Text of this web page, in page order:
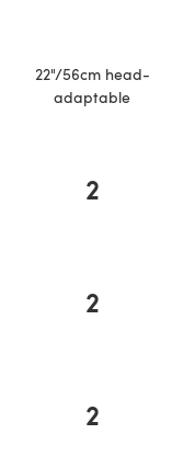
22"/56cm head-
adaptable
2
2
2